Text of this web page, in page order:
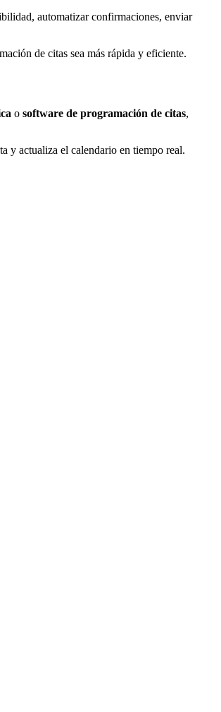
automatizar confirmaciones, enviar
de citas sea más rápida y eficiente.
o software de programación de citas,
y actualiza el calendario en tiempo real.